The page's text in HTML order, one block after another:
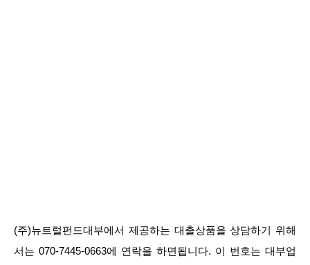
(주)뉴트럴펀드대부에서 제공하는 대출상품을 상담하기 위해
서는 070-7445-0663에 연락을 하면됩니다. 이 번호는 대부업